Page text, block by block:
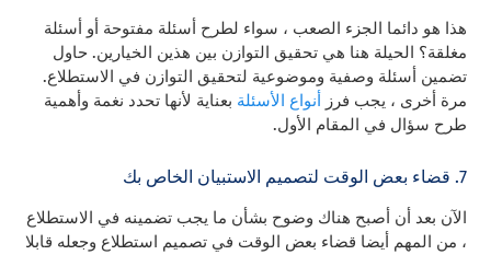
هذا هو دائما الجزء الصعب ، سواء لطرح أسئلة مفتوحة أو أسئلة
مغلقة؟ الحيلة هنا هي تحقيق التوازن بين هذين الخيارين. حاول
تضمين أسئلة وصفية وموضوعية لتحقيق التوازن في الاستطلاع.
مرة أخرى ، يجب فرز أنواع الأسئلة بعناية لأنها تحدد نغمة وأهمية
طرح سؤال في المقام الأول.
7. قضاء بعض الوقت لتصميم الاستبيان الخاص بك
الآن بعد أن أصبح هناك وضوح بشأن ما يجب تضمينه في الاستطلاع
، من المهم أيضا قضاء بعض الوقت في تصميم استطلاع وجعله قابلا